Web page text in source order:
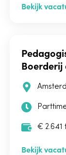
Bekijk
Boerderij
€ 2.641
Bekijk